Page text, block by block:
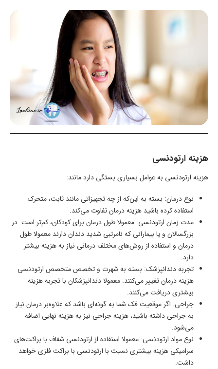
هزینه ارتودنسی
هزینه ارتودنسی به عوامل بسیاری بستگی دارد مانند:
نوع درمان: بسته به این‌که از چه تجهیزاتی مانند ثابت، متحرک
استفاده کرده باشید هزینه درمان تفاوت می‌کند.
مدت زمان ارتودنسی: معمولا طول درمان برای کودکان، کم‌تر است. در
بزرگسالان و یا بیمارانی که نامرتبی شدید دندان دارند معمولا طول
درمان و استفاده از روش‌های مختلف درمانی نیاز به هزینه بیشتر
دارد.
تجربه دندانپزشک: بسته به شهرت و تخصص متخصص ارتودنسی
هزینه درمان تغییر می‌کنند. معمولا دندانپزشکان با تجربه هزینه
بیشتری دریافت می‌کنند.
جراحی: اگر موقعیت فک شما به گونه‌ای باشد که علاوه‌بر درمان نیاز
به جراحی داشته باشید، هزینه جراحی نیز به هزینه نهایی اضافه
می‌شود.
نوع مواد ارتودنسی: معمولا استفاده از ارتودنسی شفاف با براکت‌های
سرامیکی هزینه بیشتری نسبت با ارتودنسی با براکت فلزی خواهد
داشت.